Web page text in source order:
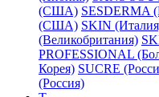
(США) SESDERMA
(США) SKIN
(Великобритания)
PROFESSIONAL
Корея) SUCRE
(Россия)